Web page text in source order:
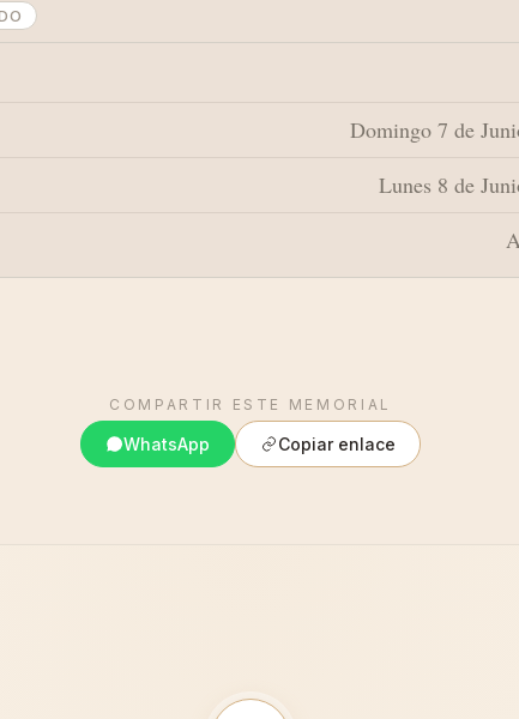
Domingo 7 de
Lunes 8 de
COMPARTIR ESTE MEMORIAL
WhatsApp Copiar enlace